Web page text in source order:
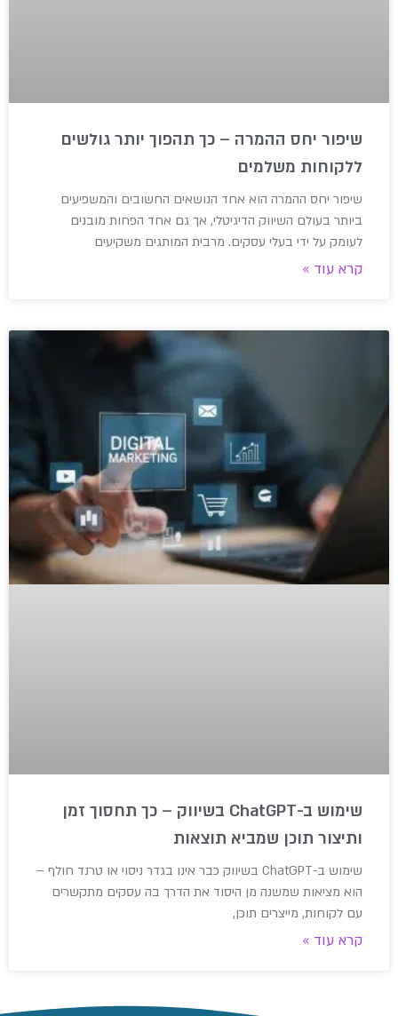
שיפור יחס ההמרה – כך תהפוך יותר גולשים
ללקוחות משלמים
שיפור יחס ההמרה הוא אחד הנושאים החשובים והמשפיעים
ביותר בעולם השיווק הדיגיטלי, אך גם אחד הפחות מובנים
לעומק על ידי בעלי עסקים. מרבית המותגים משקיעים
קרא עוד »
שימוש ב-ChatGPT בשיווק – כך תחסוך זמן
ותיצור תוכן שמביא תוצאות
שימוש ב-ChatGPT בשיווק כבר אינו בגדר ניסוי או טרנד חולף –
הוא מציאות שמשנה מן היסוד את הדרך בה עסקים מתקשרים
עם לקוחות, מייצרים תוכן,
קרא עוד »